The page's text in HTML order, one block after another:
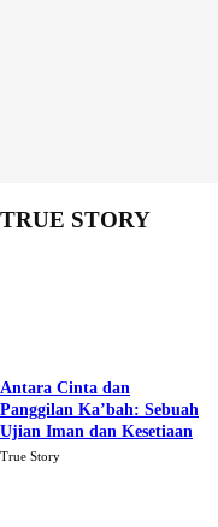
TRUE STORY
Antara Cinta dan
Panggilan Ka’bah: Sebuah
Ujian Iman dan Kesetiaan
True Story